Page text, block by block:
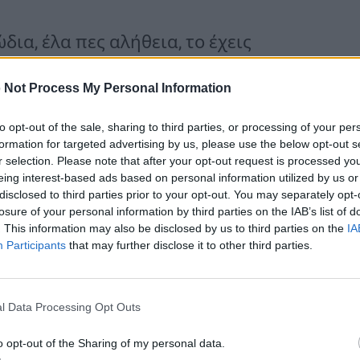
Not Process My Personal Information
opt-out of the sale, sharing to third parties, or processing of your
for targeted advertising by us, please use the below opt-out
selection. Please note that after your opt-out request is processed
interest-based ads based on personal information utilized by us
to third parties prior to your opt-out. You may separately
of your personal information by third parties on the IAB’s list of
This information may also be disclosed by us to third parties on the
Participants that may further disclose it to other third parties.
Data Processing Opt Outs
opt-out of the Sharing of my personal data.
έλα πες αλήθεια, το έχεις
χωρίς να θες, ο «κολλητός» των
πως θα μπορέσεις να αλλάξεις
όλους. Όταν θα ακούσουν την
κιόλας στιγμή θα τους έχει
περισσότερες γυναίκες έχουν